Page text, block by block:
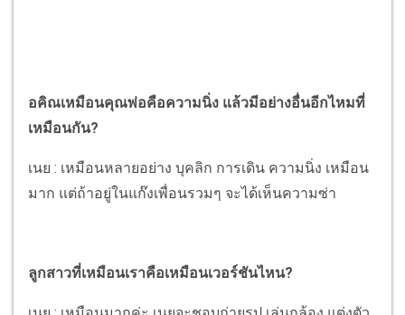
อคิณเหมือนคุณพ่อคือความนิ่ง แล้วมีอย่างอื่นอีกไหมที่
เหมือนกัน?
เนย : เหมือนหลายอย่าง บุคลิก การเดิน ความนิ่ง เหมือน
มาก แต่ถ้าอยู่ในแก๊งเพื่อนรวมๆ จะได้เห็นความซ่า
ลูกสาวที่เหมือนเราคือเหมือนเวอร์ชันไหน?